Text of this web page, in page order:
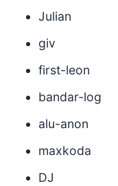
Julian
giv
first-leon
bandar-log
alu-anon
maxkoda
DJ